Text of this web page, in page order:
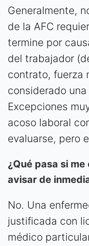
Generalmente,
de la AFC
termine por
del trabajador
contrato, fuerza
considerado
Excepciones
acoso laboral
evaluarse, pero
¿Qué pasa si
avisar de
No. Una
justificada con
médico